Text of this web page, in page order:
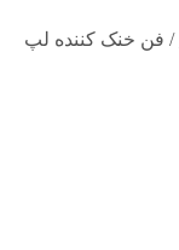
/ فن خنک کننده لپ